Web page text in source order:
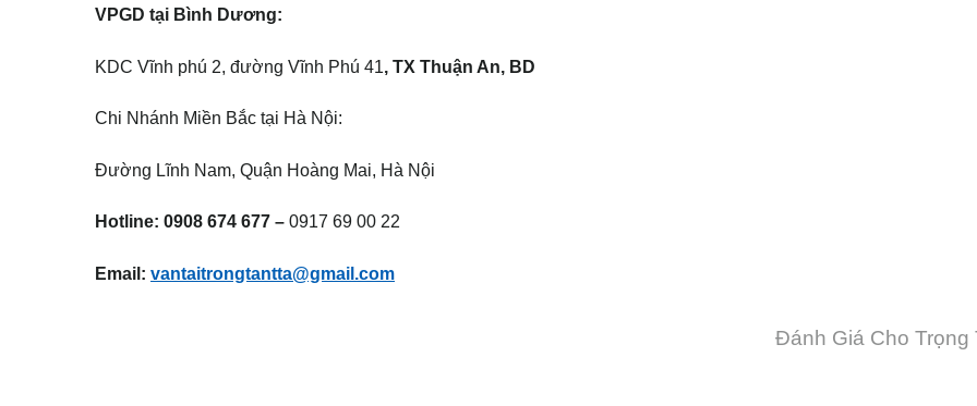
VPGD tại Bình Dương:
KDC Vĩnh phú 2, đường Vĩnh Phú 41, TX Thuận An, BD
Chi Nhánh Miền Bắc tại Hà Nội:
Đường Lĩnh Nam, Quận Hoàng Mai, Hà Nội
Hotline: 0908 674 677 – 0917 69 00 22
Email: vantaitrongtantta@gmail.com
Đánh Giá Cho Trọng